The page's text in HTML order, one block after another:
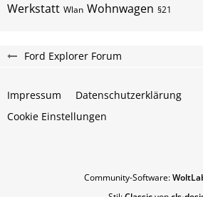
Werkstatt Wlan Wohnwagen §21
Ford Explorer Forum
Impressum
Datenschutzerklärung
Cookie Einstellungen
Community-Software: